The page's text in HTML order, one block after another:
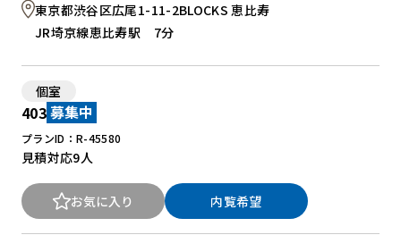
東京都渋谷区広尾1-11-2BLOCKS 恵比寿
JR埼京線恵比寿駅 7分
個室
403 募集中
プランID：R-45580
見積対応9人
お気に入り 内覧希望